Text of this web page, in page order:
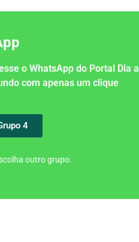
o WhatsApp do Portal Dia a
com apenas um clique
4
outro grupo.